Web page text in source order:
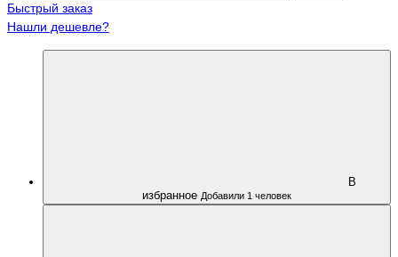
Быстрый заказ
Нашли дешевле?
В
избранное Добавили 1 человек